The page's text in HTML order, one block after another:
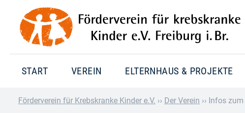
START VEREIN ELTERNHAUS & PROJEKTE
Förderverein für Krebskranke Kinder e.V. ›› Der Verein ›› Infos zum